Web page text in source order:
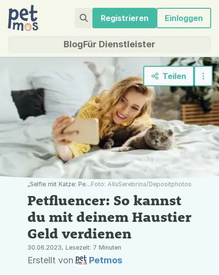
Registrieren Einloggen
BlogFür Dienstleister
Teilen
„Selfie mit Katze: Petfluencer machen aus ihren Haustieren Stars und verdienen (manchmal) viel Geld damit.“Foto: AllaSerebrina/Depositphotos
Petfluencer: So kannst
du mit deinem Haustier
Geld verdienen
30.06.2023, Lesezeit: 7 Minuten
Erstellt von Petmos